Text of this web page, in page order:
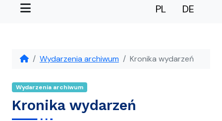
Menu PL DE
Wydarzenia archiwum Kronika wydarzeń
Wydarzenia archiwum
Kronika wydarzeń